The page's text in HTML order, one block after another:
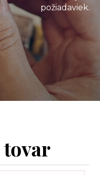
požiadaviek.